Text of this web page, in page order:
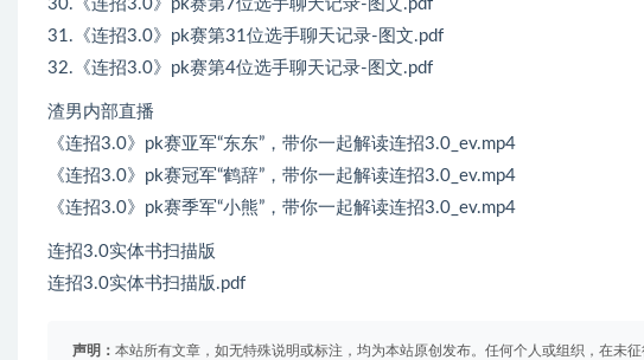
30.《连招3.0》pk赛第7位选手聊天记录-图文.pdf
31.《连招3.0》pk赛第31位选手聊天记录-图文.pdf
32.《连招3.0》pk赛第4位选手聊天记录-图文.pdf
渣男内部直播
《连招3.0》pk赛亚军“东东”，带你一起解读连招3.0_ev.mp4
《连招3.0》pk赛冠军“鹤辞”，带你一起解读连招3.0_ev.mp4
《连招3.0》pk赛季军“小熊”，带你一起解读连招3.0_ev.mp4
连招3.0实体书扫描版
连招3.0实体书扫描版.pdf
声明： 本站所有文章，如无特殊说明或标注，均为本站原创发布。任何个人或组织，在未